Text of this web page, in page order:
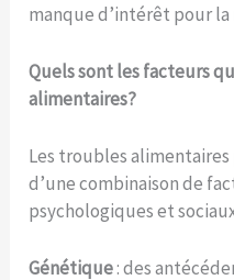
manque d’intérêt pour
Quels sont les facteurs
alimentaires?
Les troubles
d’une combinaison de
psychologiques et
Génétique: des